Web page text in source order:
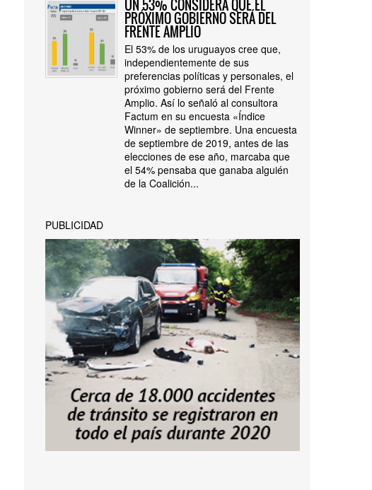
UN 53% CONSIDERA QUE EL
PRÓXIMO GOBIERNO SERÁ DEL
FRENTE AMPLIO
El 53% de los uruguayos cree que,
independientemente de sus
preferencias políticas y personales, el
próximo gobierno será del Frente
Amplio. Así lo señaló al consultora
Factum en su encuesta «Índice
Winner» de septiembre. Una encuesta
de septiembre de 2019, antes de las
elecciones de ese año, marcaba que
el 54% pensaba que ganaba alguién
de la Coalición...
PUBLICIDAD